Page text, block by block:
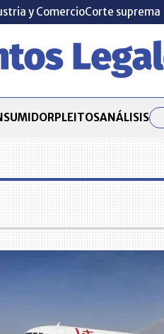
y ComercioCorte suprema
PLEITOSANÁLISIS